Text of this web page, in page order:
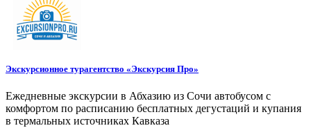
Экскурсионное турагентство «Экскурсия Про»
Ежедневные экскурсии в Абхазию из Сочи автобусом с
комфортом по расписанию бесплатных дегустаций и купания
в термальных источниках Кавказа